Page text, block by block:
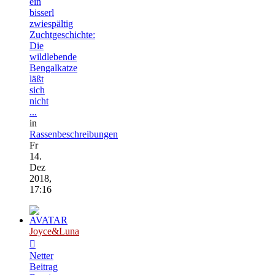
bisserl
zwiespältig
Zuchtgeschichte:
Die
wildlebende
Bengalkatze
läßt
sich
nicht
...
in
Rassenbeschreibungen
Fr
14.
Dez
2018,
17:16
Joyce&Luna
Netter
Beitrag